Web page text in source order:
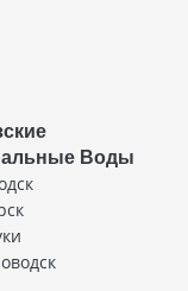
Воды